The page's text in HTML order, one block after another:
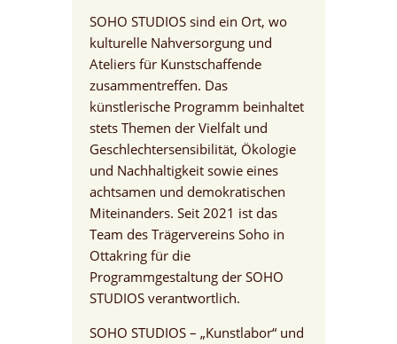
SOHO STUDIOS sind ein Ort, wo
kulturelle Nahversorgung und
Ateliers für Kunstschaffende
zusammentreffen. Das
künstlerische Programm beinhaltet
stets Themen der Vielfalt und
Geschlechtersensibilität, Ökologie
und Nachhaltigkeit sowie eines
achtsamen und demokratischen
Miteinanders. Seit 2021 ist das
Team des Trägervereins Soho in
Ottakring für die
Programmgestaltung der SOHO
STUDIOS verantwortlich.
SOHO STUDIOS – „Kunstlabor“ und